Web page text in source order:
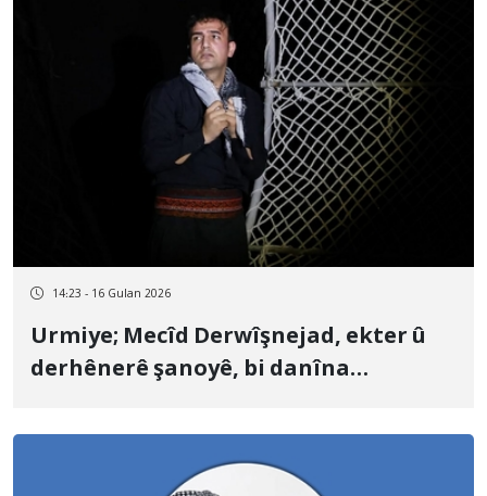
14:23 - 16 Gulan 2026
Urmiye; Mecîd Derwîşnejad, ekter û
derhênerê şanoyê, bi danîna